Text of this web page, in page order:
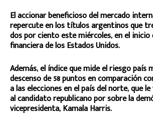
El accionar beneficioso del mercado
repercute en los títulos argentinos que
dos por ciento este miércoles, en el inicio
financiera de los Estados Unidos.
Además, el índice que mide el riesgo país
descenso de 58 puntos en comparación
a las elecciones en el país del norte, que
al candidato republicano por sobre la
vicepresidenta, Kamala Harris.